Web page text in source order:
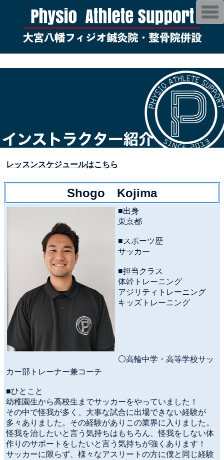
レッスンスケジュールはこちら
Shogo Kojima
■出身
東京都
■スポーツ歴
サッカー
■担当クラス
体幹トレーニング
アジリティトレーニング
キッズトレーニング
⚪高輪中学・高等学校サッ
カー部トレーナー兼コーチ
■ひとこと
幼稚園生から高校生までサッカーをやっていました！
その中で怪我が多く、大事な試合に出場できない経験が
多々ありました。その経験がありこの業界に入りました。
怪我を治したいと言う気持ちはもちろん、怪我をしない体
作りのサポートをしたいと言う気持ちが強くあります！
サッカーに限らず、様々なアスリートの方に僕と同じ経験
T
o
g
n
v
i
g
a
t